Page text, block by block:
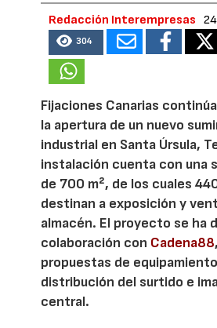
Redacción Interempresas
304
Fijaciones Canarias
la apertura de un nuevo
industrial en Santa Úrsula,
instalación cuenta con una
de 700 m², de los cuales
destinan a exposición y
almacén. El proyecto se ha
colaboración con Cadena88
propuestas de
distribución del surtido e
central.